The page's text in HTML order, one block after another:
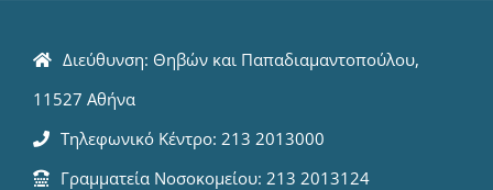
Διεύθυνση: Θηβών και Παπαδιαμαντοπούλου,
11527 Αθήνα
Τηλεφωνικό Κέντρο: 213 2013000
Γραμματεία Νοσοκομείου: 213 2013124